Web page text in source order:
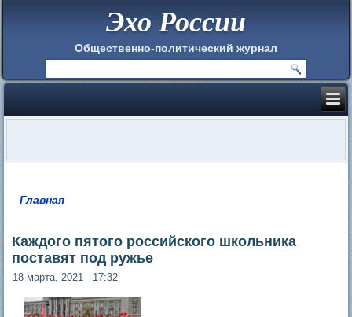
Эхо России
Общественно-политический журнал
Главная
Каждого пятого российского школьника
поставят под ружье
18 марта, 2021 - 17:32